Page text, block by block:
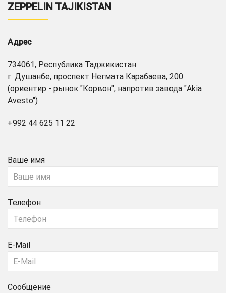
ZEPPELIN TAJIKISTAN
Адрес
734061, Республика Таджикистан
г. Душанбе, проспект Негмата Карабаева, 200
(ориентир - рынок "Корвон", напротив завода "Akia
Avesto")
+992 44 625 11 22
Ваше имя
Телефон
E-Mail
Сообщение